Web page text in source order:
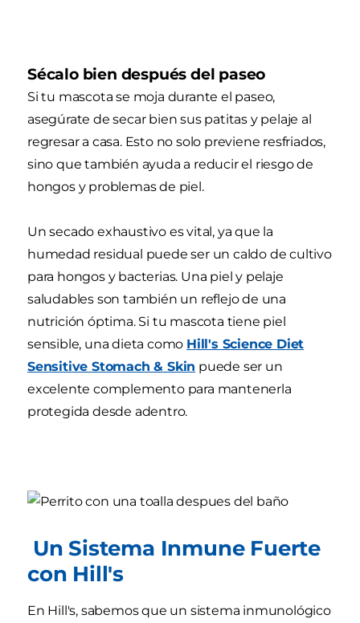
Sécalo bien después del paseo
Si tu mascota se moja durante el paseo,
asegúrate de secar bien sus patitas y pelaje al
regresar a casa. Esto no solo previene resfriados,
sino que también ayuda a reducir el riesgo de
hongos y problemas de piel.
Un secado exhaustivo es vital, ya que la
humedad residual puede ser un caldo de cultivo
para hongos y bacterias. Una piel y pelaje
saludables son también un reflejo de una
nutrición óptima. Si tu mascota tiene piel
sensible, una dieta como Hill's Science Diet
Sensitive Stomach & Skin puede ser un
excelente complemento para mantenerla
protegida desde adentro.
Un Sistema Inmune Fuerte
con Hill's
En Hill's, sabemos que un sistema inmunológico